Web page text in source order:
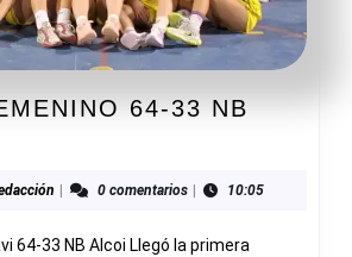
64-33 NB
Redacción0 comentarios 10:05
64-33 NB Alcoi Llegó la primera